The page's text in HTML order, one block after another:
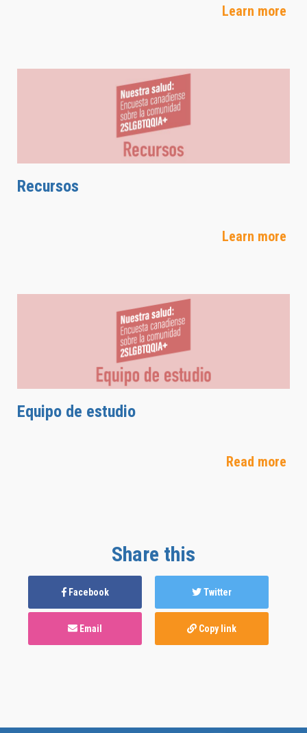
Learn more
Recursos
Learn more
Equipo de estudio
Read more
Share this
Facebook Twitter
Email Copy link